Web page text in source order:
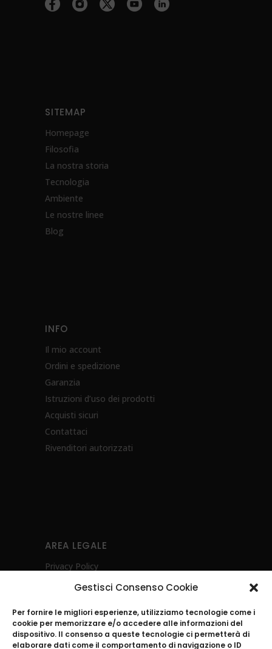
Gestisci Consenso Cookie
Per fornire le migliori esperienze, utilizziamo tecnologie come i
cookie per memorizzare e/o accedere alle informazioni del
dispositivo. Il consenso a queste tecnologie ci permetterà di
elaborare dati come il comportamento di navigazione o ID
SITEMAP
Homepage
Filosofia
La nostra storia
Tecnologia
Ambiente
Le nostre linee
Blog
INFO
Il mio account
Ordini e spedizione
Garanzia
Istruzioni d’uso dei prodotti
Acquisti sicuri
Contattaci
Rivenditori autorizzati
AREA LEGALE
Privacy Policy
Cookie Policy (UE)
Whistleblowing
Investimenti Sostenibili 4.0